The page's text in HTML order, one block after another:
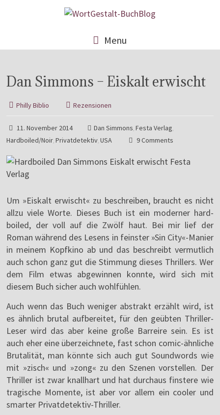
Menu
Dan Simmons – Eiskalt erwischt
Philly Biblio Rezensionen
11. November 2014 Dan Simmons,Festa Verlag,
Hardboiled/Noir,Privatdetektiv,USA 9 Comments
Um »Eiskalt erwischt« zu beschreiben, braucht es nicht
allzu viele Worte. Dieses Buch ist ein moderner hard-
boiled, der voll auf die Zwölf haut. Bei mir lief der
Roman während des Lesens in feinster »Sin City«-Manier
in meinem Kopfkino ab und das beschreibt vermutlich
auch schon ganz gut die Stimmung dieses Thrillers. Wer
dem Film etwas abgewinnen konnte, wird sich mit
diesem Buch sicher auch wohlfühlen.
Auch wenn das Buch weniger abstrakt erzählt wird, ist
es ähnlich brutal aufbereitet, für den geübten Thriller-
Leser wird das aber keine große Barreire sein. Es ist
auch eher eine überzeichnete, fast schon comic-ähnliche
Brutalität, man könnte sich auch gut Soundwords wie
mit »zisch« und »zong« zu den Szenen vorstellen. Der
Thriller ist zwar knallhart und hat durchaus finstere wie
tragische Momente, ist aber vor allem ein cooler und
smarter Privatdetektiv-Thriller.